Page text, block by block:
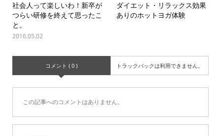
社会人って楽しいわ！新卒が
つらい研修を終えて思ったこ
と。
2016.05.02
ダイエット・リラックス効果
ありのホットヨガ体験
コメント ( 0 ) トラックバックは利用できません。
この記事へのコメントはありません。